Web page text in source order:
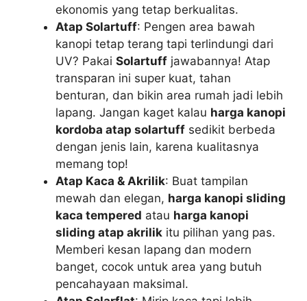
ekonomis yang tetap berkualitas.
Atap Solartuff: Pengen area bawah
kanopi tetap terang tapi terlindungi dari
UV? Pakai Solartuff jawabannya! Atap
transparan ini super kuat, tahan
benturan, dan bikin area rumah jadi lebih
lapang. Jangan kaget kalau harga kanopi
kordoba atap solartuff sedikit berbeda
dengan jenis lain, karena kualitasnya
memang top!
Atap Kaca & Akrilik: Buat tampilan
mewah dan elegan, harga kanopi sliding
kaca tempered atau harga kanopi
sliding atap akrilik itu pilihan yang pas.
Memberi kesan lapang dan modern
banget, cocok untuk area yang butuh
pencahayaan maksimal.